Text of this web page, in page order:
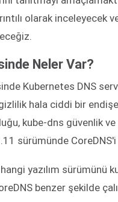
olarak inceleyecek
Neler Var?
Kubernetes DNS
hala ciddi bir endişe
kube-dns güvenlik ve
sürümünde CoreDNS'i
yazılım sürümünü
benzer şekilde